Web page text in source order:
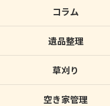
コラム
遺品整理
草刈り
空き家管理